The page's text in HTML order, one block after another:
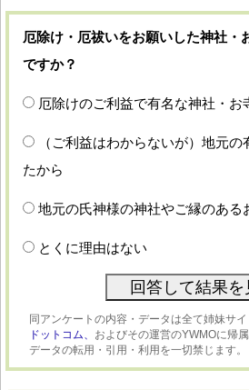
厄除け・厄祓いをお願いした神社・
ですか？
厄除けのご利益で有名な神社・お
（ご利益はわからないが）地元
たから
地元の氏神様の神社やご縁のある
とくに理由はない
同アンケートの内容・データは全て姉妹サイ
ドットコム、 およびその運営のYWMOに帰
データの転用・引用・利用を一切禁じます。